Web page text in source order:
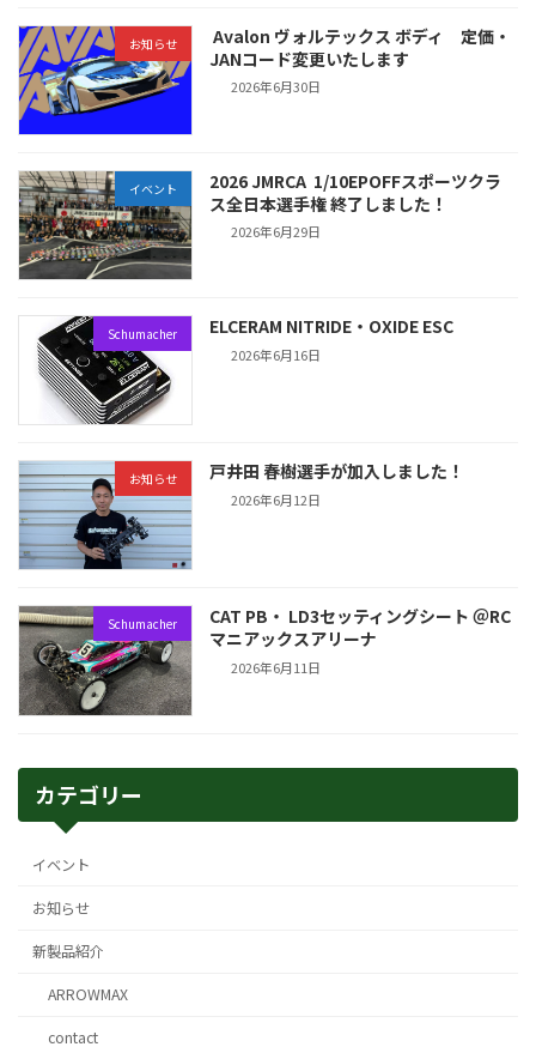
お知らせ
Avalon ヴォルテックス ボディ 定価・
JANコード変更いたします
2026年6月30日
イベント
2026 JMRCA 1/10EPOFFスポーツクラ
ス全日本選手権 終了しました！
2026年6月29日
Schumacher ELCERAM NITRIDE・OXIDE ESC
2026年6月16日
お知らせ 戸井田 春樹選手が加入しました！
2026年6月12日
Schumacher
CAT PB・ LD3セッティングシート ＠RC
マニアックスアリーナ
2026年6月11日
カテゴリー
イベント
お知らせ
新製品紹介
ARROWMAX
contact